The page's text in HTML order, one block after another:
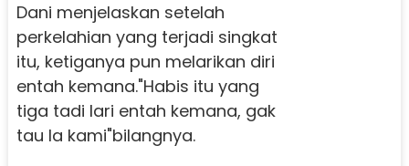
Dani menjelaskan setelah
perkelahian yang terjadi singkat
itu, ketiganya pun melarikan diri
entah kemana."Habis itu yang
tiga tadi lari entah kemana, gak
tau la kami"bilangnya.